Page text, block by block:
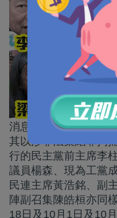
消息指，繼警方今早
其以涉非法集結罪拘
行的民主黨前主席李
議員楊森、現為工黨
民連主席黃浩銘、副
陣副召集陳皓桓亦同
18日及10月1日及10